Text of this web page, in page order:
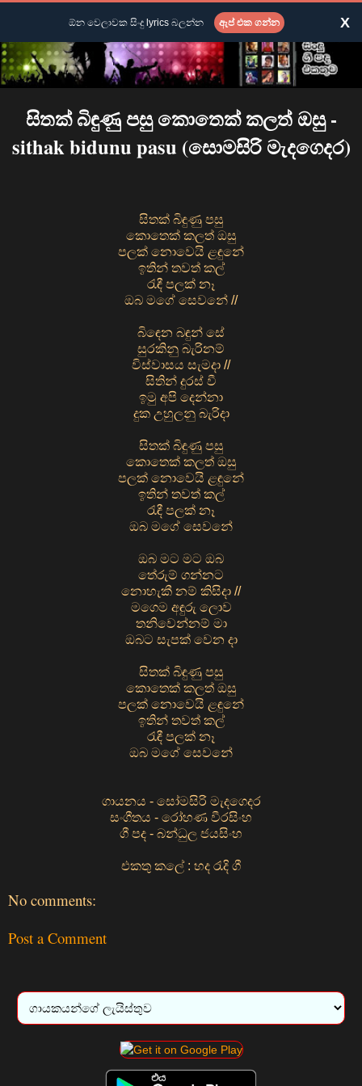
සිතක් බිඳුණු පසු කොතෙක් කලත් ඔසු -
sithak bidunu pasu (සොමසිරි මැදගෙදර)
සිතක් බිඳුණු පසු
කොතෙක් කලත් ඔසු
පලක් නොවෙයි ළඳුනේ
ඉතින් තවත් කල්
රැඳී පලක් නෑ
ඔබ මගේ සෙවනේ //
බිඳෙන බඳුන් සේ
සුරකිනු බැරිනම්
විස්වාසය සැමදා //
සිතින් දුරස් වී
ඉමු අපි දෙන්නා
දුක උහුලනු බැරිදා
සිතක් බිඳුණු පසු
කොතෙක් කලත් ඔසු
පලක් නොවෙයි ළඳුනේ
ඉතින් තවත් කල්
රැඳී පලක් නෑ
ඔබ මගේ සෙවනේ
ඔබ මට මට ඔබ
තේරුම් ගන්නට
නොහැකී නම් කිසිදා //
මගෙම අඳුරු ලොව
තනිවෙන්නම් මා
ඔබට සැපක් වෙන දා
සිතක් බිඳුණු පසු
කොතෙක් කලත් ඔසු
පලක් නොවෙයි ළඳුනේ
ඉතින් තවත් කල්
රැඳී පලක් නෑ
ඔබ මගේ සෙවනේ
ගායනය - සෝමසිරි මැදගෙදර
සංගීතය - රෝහණ වීරසිංහ
ගී පද - බන්ධුල ජයසිංහ
එකතු කලේ : හද රැදි ගී
No comments:
Post a Comment
ඕන වෙලාවක සිංදු lyrics බලන්න ඇප් එක ගන්න X